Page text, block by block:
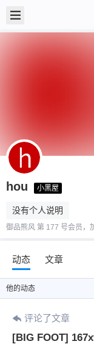
hou 小黑屋
没有个人说明
御品熊风 第 177 号会员，
动态 文章
他的动态
评论了文章
[BIG FOOT]